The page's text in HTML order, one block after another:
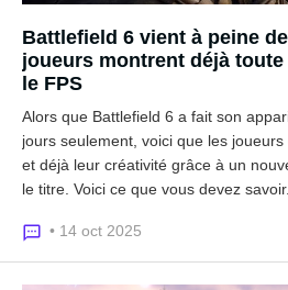
Battlefield 6 vient à peine
joueurs montrent déjà
le FPS
Alors que Battlefield 6 a fait son
jours seulement, voici que les
et déjà leur créativité grâce à un
le titre. Voici ce que vous devez savoir.
• 14 oct 2025